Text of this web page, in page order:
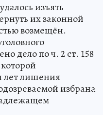
изъять
их законной
возмещён.
дело по ч. 2 ст. 158
лет лишения
избрана